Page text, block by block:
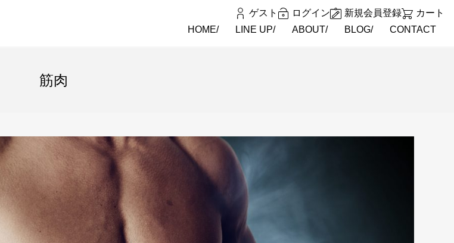
ゲスト ログイン 新規会員登録
カート
HOME
LINE UP ABOUT BLOG CONTACT
筋肉